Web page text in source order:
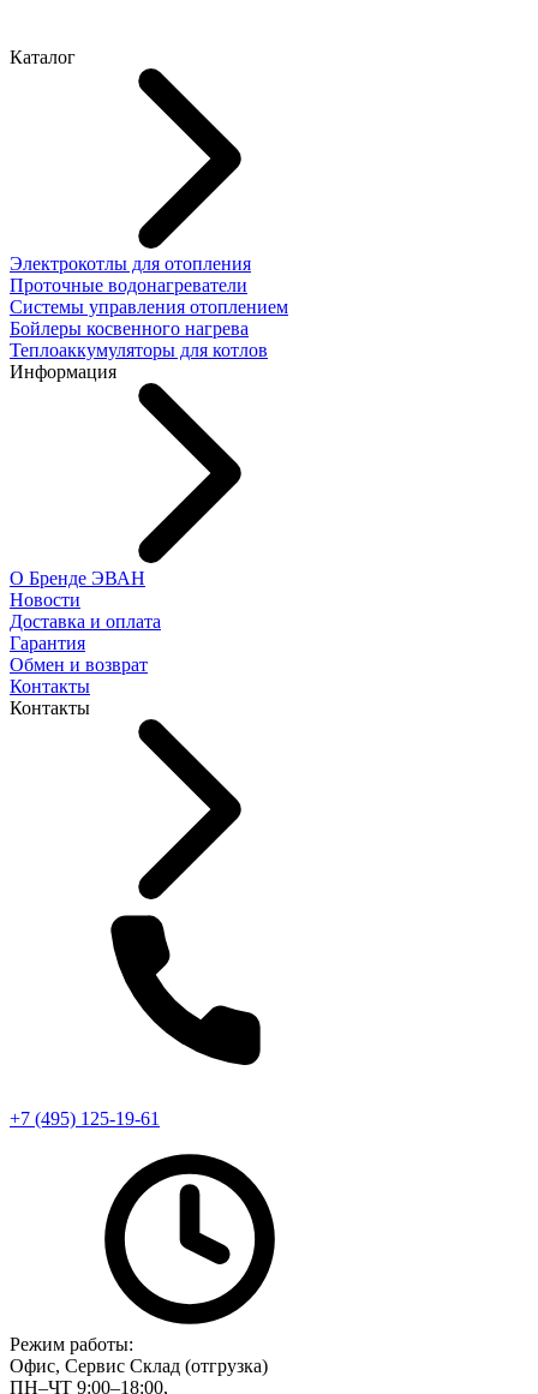
Каталог
Электрокотлы для отопления
Проточные водонагреватели
Системы управления отоплением
Бойлеры косвенного нагрева
Теплоаккумуляторы для котлов
Информация
О Бренде ЭВАН
Новости
Доставка и оплата
Гарантия
Обмен и возврат
Контакты
Контакты
+7 (495) 125-19-61
Режим работы:
Офис, Сервис Склад (отгрузка)
ПН–ЧТ 9:00–18:00,